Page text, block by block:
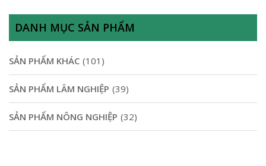
DANH MỤC SẢN PHẨM
SẢN PHẨM KHÁC (101)
SẢN PHẨM LÂM NGHIỆP (39)
SẢN PHẨM NÔNG NGHIỆP (32)